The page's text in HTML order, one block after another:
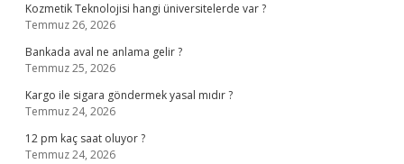
Kozmetik Teknolojisi hangi üniversitelerde var ?
Temmuz 26, 2026
Bankada aval ne anlama gelir ?
Temmuz 25, 2026
Kargo ile sigara göndermek yasal mıdır ?
Temmuz 24, 2026
12 pm kaç saat oluyor ?
Temmuz 24, 2026